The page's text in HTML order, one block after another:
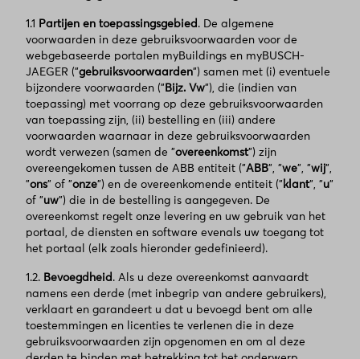
1.1 Partijen en toepassingsgebied . De algemene
voorwaarden in deze gebruiksvoorwaarden voor de
webgebaseerde portalen myBuildings en myBUSCH-
JAEGER ("gebruiksvoorwaarden") samen met (i) eventuele
bijzondere voorwaarden (" Bijz. Vw"), die (indien van
toepassing) met voorrang op deze gebruiksvoorwaarden
van toepassing zijn, (ii) bestelling en (iii) andere
voorwaarden waarnaar in deze gebruiksvoorwaarden
wordt verwezen (samen de "overeenkomst") zijn
overeengekomen tussen de ABB entiteit ("ABB", "we", "wij",
"ons" of "onze") en de overeenkomende entiteit (" klant", "u"
of "uw") die in de bestelling is aangegeven. De
overeenkomst regelt onze levering en uw gebruik van het
portaal, de diensten en software evenals uw toegang tot
het portaal (elk zoals hieronder gedefinieerd).
1.2. Bevoegdheid . Als u deze overeenkomst aanvaardt
namens een derde (met inbegrip van andere gebruikers),
verklaart en garandeert u dat u bevoegd bent om alle
toestemmingen en licenties te verlenen die in deze
gebruiksvoorwaarden zijn opgenomen en om al deze